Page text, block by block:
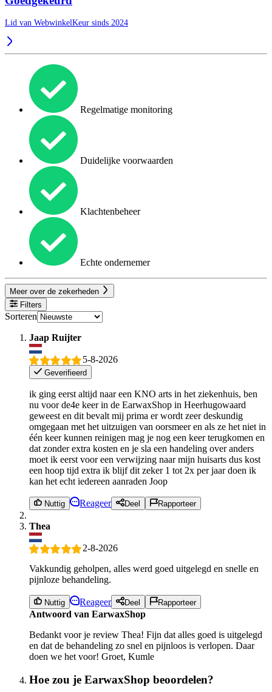
Lid van WebwinkelKeur sinds 2024
Regelmatige monitoring
Duidelijke voorwaarden
Klachtenbeheer
Echte ondernemer
Meer over de zekerheden
Filters
Sorteren
Jaap Ruijter
5-8-2026
Geverifieerd
ik ging eerst altijd naar een KNO arts in het ziekenhuis, ben
nu voor de4e keer in de EarwaxShop in Heerhugowaard
geweest en dit bevalt mij prima er wordt zeer deskundig
omgegaan met het uitzuigen van oorsmeer en als ze het niet in
één keer kunnen reinigen mag je nog een keer terugkomen en
dat zonder extra kosten en je sla een handeling over anders
moet ik eerst voor een verwijzing naar mijn huisarts dus kost
een hoop tijd extra ik blijf dit zeker 1 tot 2x per jaar doen ik
kan het echt iedereen aanraden Joop
Nuttig Reageer Deel Rapporteer
Thea
2-8-2026
Vakkundig geholpen, alles werd goed uitgelegd en snelle en
pijnloze behandeling.
Nuttig Reageer Deel Rapporteer
Antwoord van EarwaxShop
Bedankt voor je review Thea! Fijn dat alles goed is uitgelegd
en dat de behandeling zo snel en pijnloos is verlopen. Daar
doen we het voor! Groet, Kumle
Hoe zou je EarwaxShop beoordelen?